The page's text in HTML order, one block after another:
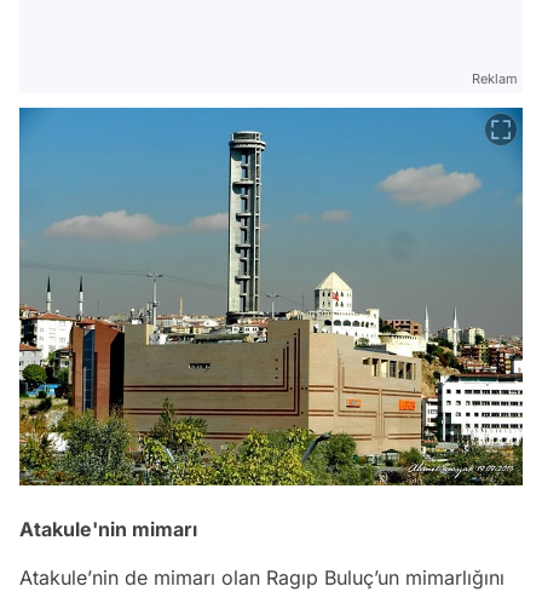
Reklam
Atakule'nin mimarı
Atakule’nin de mimarı olan Ragıp Buluç’un mimarlığını